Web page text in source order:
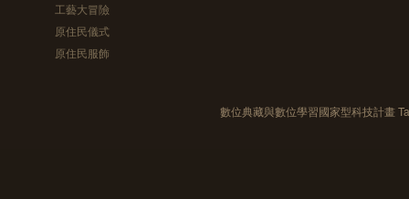
工藝大冒險
原住民儀式
原住民服飾
數位典藏與數位學習國家型科技計畫